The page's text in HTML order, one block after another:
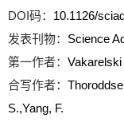
DOI码： 10.1126/
发表刊物： Science
第一作者：Vakarelski
合写作者：
S.,Yang, F.